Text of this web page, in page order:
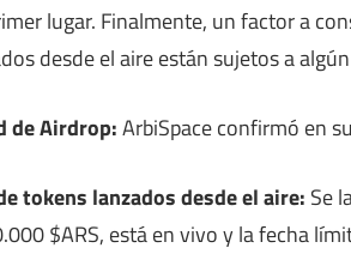
lugar. Finalmente, un factor a
desde el aire están sujetos a
de Airdrop:ArbiSpace confirmó en
tokens lanzados desde el aire: Se
$ARS, está en vivo y la fecha